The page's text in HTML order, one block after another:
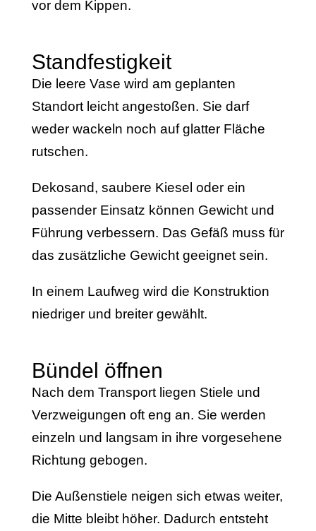
vor dem Kippen.
Standfestigkeit
Die leere Vase wird am geplanten
Standort leicht angestoßen. Sie darf
weder wackeln noch auf glatter Fläche
rutschen.
Dekosand, saubere Kiesel oder ein
passender Einsatz können Gewicht und
Führung verbessern. Das Gefäß muss für
das zusätzliche Gewicht geeignet sein.
In einem Laufweg wird die Konstruktion
niedriger und breiter gewählt.
Bündel öffnen
Nach dem Transport liegen Stiele und
Verzweigungen oft eng an. Sie werden
einzeln und langsam in ihre vorgesehene
Richtung gebogen.
Die Außenstiele neigen sich etwas weiter,
die Mitte bleibt höher. Dadurch entsteht